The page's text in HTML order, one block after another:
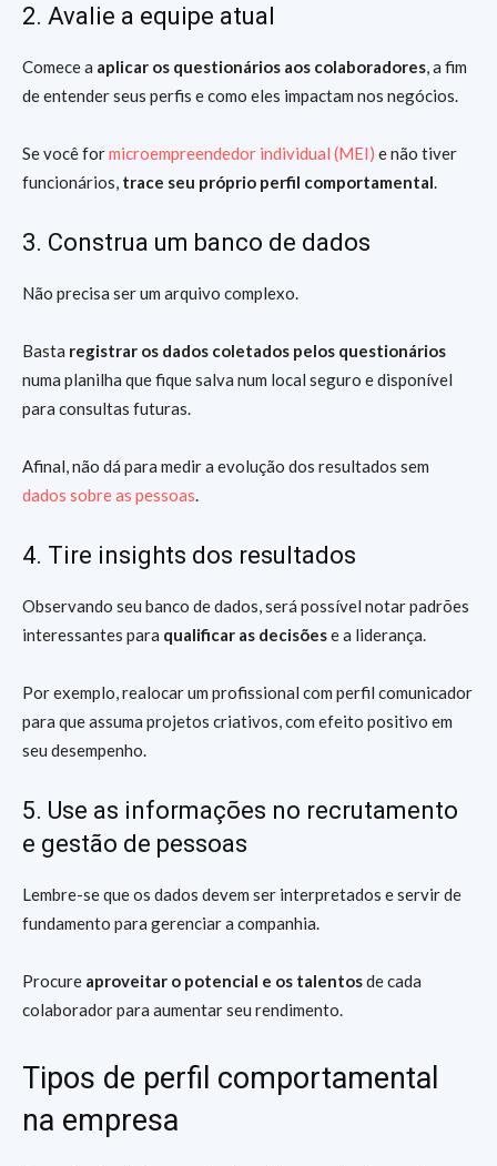
2. Avalie a equipe atual
Comece a aplicar os questionários aos colaboradores, a fim
de entender seus perfis e como eles impactam nos negócios.
Se você formicroempreendedor individual (MEI) e não tiver
funcionários, trace seu próprio perfil comportamental.
3. Construa um banco de dados
Não precisa ser um arquivo complexo.
Basta registrar os dados coletados pelos questionários
numa planilha que fique salva num local seguro e disponível
para consultas futuras.
Afinal, não dá para medir a evolução dos resultados sem
dados sobre as pessoas.
4. Tire insights dos resultados
Observando seu banco de dados, será possível notar padrões
interessantes para qualificar as decisõese a liderança.
Por exemplo, realocar um profissional com perfil comunicador
para que assuma projetos criativos, com efeito positivo em
seu desempenho.
5. Use as informações no recrutamento
e gestão de pessoas
Lembre-se que os dados devem ser interpretados e servir de
fundamento para gerenciar a companhia.
Procure aproveitar o potencial e os talentosde cada
colaborador para aumentar seu rendimento.
Tipos de perfil comportamental
na empresa